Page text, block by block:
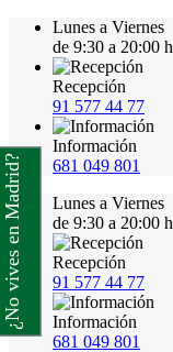
Lunes a Viernes
de 9:30 a 20:00 h
Recepción
91 577 44 77
Información
681 049 801
Lunes a Viernes
de 9:30 a 20:00 h
Recepción
91 577 44 77
Información
681 049 801
¿No vives en Madrid?